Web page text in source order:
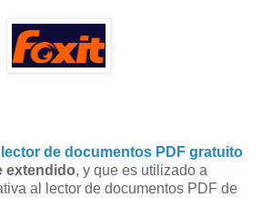
de documentos PDF gratuito
extendido, y que es utilizado a
al lector de documentos PDF de